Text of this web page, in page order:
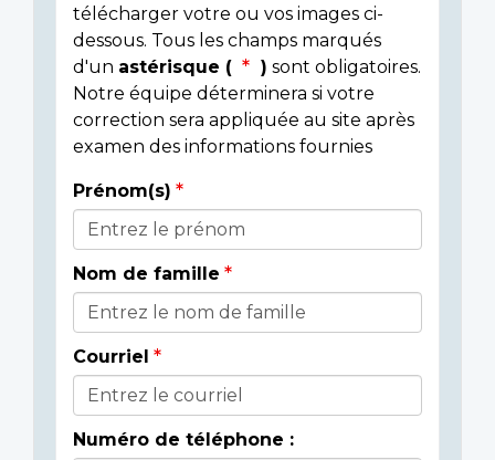
télécharger votre ou vos images ci-
dessous. Tous les champs marqués
d'un astérisque ( ) sont obligatoires.
Notre équipe déterminera si votre
correction sera appliquée au site après
examen des informations fournies
Donor
Details
Prénom(s)
Nom de famille
Courriel
Numéro de téléphone :